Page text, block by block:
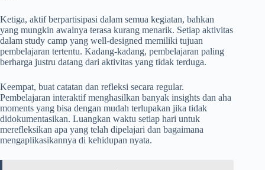
Ketiga, aktif berpartisipasi dalam semua kegiatan, bahkan
yang mungkin awalnya terasa kurang menarik. Setiap aktivitas
dalam study camp yang well-designed memiliki tujuan
pembelajaran tertentu. Kadang-kadang, pembelajaran paling
berharga justru datang dari aktivitas yang tidak terduga.
Keempat, buat catatan dan refleksi secara regular.
Pembelajaran interaktif menghasilkan banyak insights dan aha
moments yang bisa dengan mudah terlupakan jika tidak
didokumentasikan. Luangkan waktu setiap hari untuk
merefleksikan apa yang telah dipelajari dan bagaimana
mengaplikasikannya di kehidupan nyata.